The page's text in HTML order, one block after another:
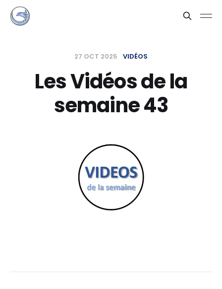
27 OCT 2025 VIDÉOS
Les Vidéos de la
semaine 43